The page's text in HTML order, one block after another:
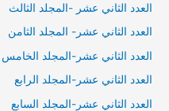
العدد الثاني عشر -المجلد الثالث
العدد الثاني عشر- المجلد الثامن
العدد الثاني عشر-المجلد الخامس
العدد الثاني عشر-المجلد الرابع
العدد الثاني عشر-المجلد السابع